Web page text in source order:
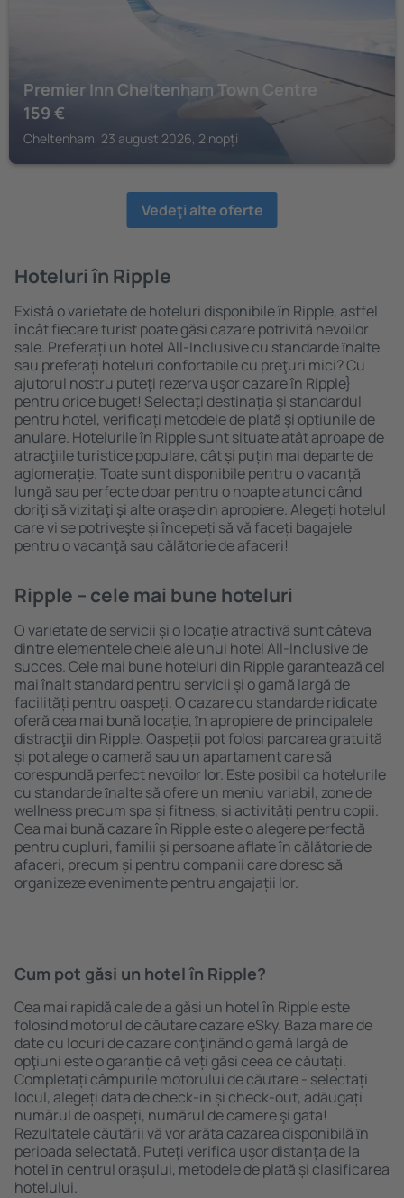
Premier Inn Cheltenham Town Centre
159 €
Cheltenham, 23 august 2026, 2 nopți
Vedeţi alte oferte
Hoteluri în Ripple
Există o varietate de hoteluri disponibile în Ripple, astfel
încât fiecare turist poate găsi cazare potrivită nevoilor
sale. Preferați un hotel All-Inclusive cu standarde ȋnalte
sau preferați hoteluri confortabile cu preţuri mici? Cu
ajutorul nostru puteți rezerva uşor cazare în Ripple}
pentru orice buget! Selectați destinația şi standardul
pentru hotel, verificați metodele de plată și opțiunile de
anulare. Hotelurile în Ripple sunt situate atât aproape de
atracţiile turistice populare, cât și puțin mai departe de
aglomerație. Toate sunt disponibile pentru o vacanță
lungă sau perfecte doar pentru o noapte atunci când
doriţi să vizitaţi şi alte oraşe din apropiere. Alegeți hotelul
care vi se potriveşte și începeți să vă faceți bagajele
pentru o vacanţă sau călătorie de afaceri!
Ripple – cele mai bune hoteluri
O varietate de servicii și o locație atractivă sunt câteva
dintre elementele cheie ale unui hotel All-Inclusive de
succes. Cele mai bune hoteluri din Ripple garantează cel
mai înalt standard pentru servicii și o gamă largă de
facilități pentru oaspeți. O cazare cu standarde ridicate
oferă cea mai bună locație, ȋn apropiere de principalele
distracţii din Ripple. Oaspeții pot folosi parcarea gratuită
și pot alege o cameră sau un apartament care să
corespundă perfect nevoilor lor. Este posibil ca hotelurile
cu standarde ȋnalte să ofere un meniu variabil, zone de
wellness precum spa și fitness, și activități pentru copii.
Cea mai bună cazare în Ripple este o alegere perfectă
pentru cupluri, familii și persoane aflate în călătorie de
afaceri, precum și pentru companii care doresc să
organizeze evenimente pentru angajații lor.
Cum pot găsi un hotel în Ripple?
Cea mai rapidă cale de a găsi un hotel în Ripple este
folosind motorul de căutare cazare eSky. Baza mare de
date cu locuri de cazare conţinând o gamă largă de
opţiuni este o garanție că veți găsi ceea ce căutați.
Completați câmpurile motorului de căutare - selectați
locul, alegeți data de check-in și check-out, adăugați
numărul de oaspeți, numărul de camere şi gata!
Rezultatele căutării vă vor arăta cazarea disponibilă ȋn
perioada selectată. Puteți verifica uşor distanța de la
hotel ȋn centrul orașului, metodele de plată și clasificarea
hotelului.